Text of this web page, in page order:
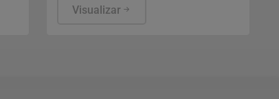
Visualizar